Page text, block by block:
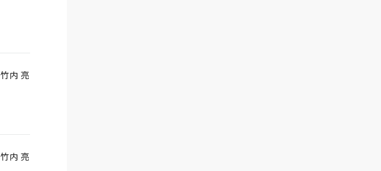
竹内 亮
竹内 亮